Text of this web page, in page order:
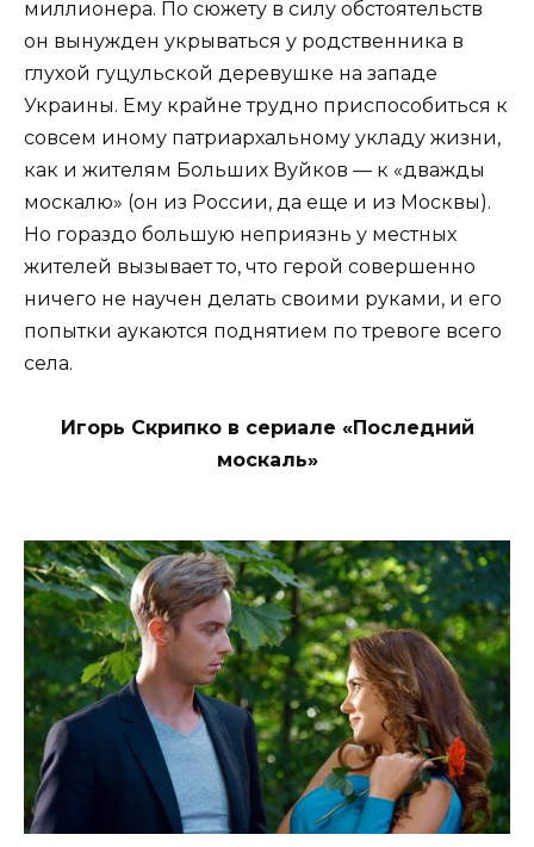
миллионера. По сюжету в силу обстоятельств
он вынужден укрываться у родственника в
глухой гуцульской деревушке на западе
Украины. Ему крайне трудно приспособиться к
совсем иному патриархальному укладу жизни,
как и жителям Больших Вуйков — к «дважды
москалю» (он из России, да еще и из Москвы).
Но гораздо большую неприязнь у местных
жителей вызывает то, что герой совершенно
ничего не научен делать своими руками, и его
попытки аукаются поднятием по тревоге всего
села.
Игорь Скрипко в сериале «Последний
москаль»